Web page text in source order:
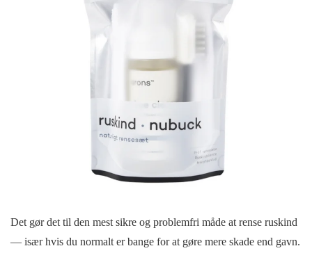
Det gør det til den mest sikre og problemfri måde at rense ruskind
— især hvis du normalt er bange for at gøre mere skade end gavn.